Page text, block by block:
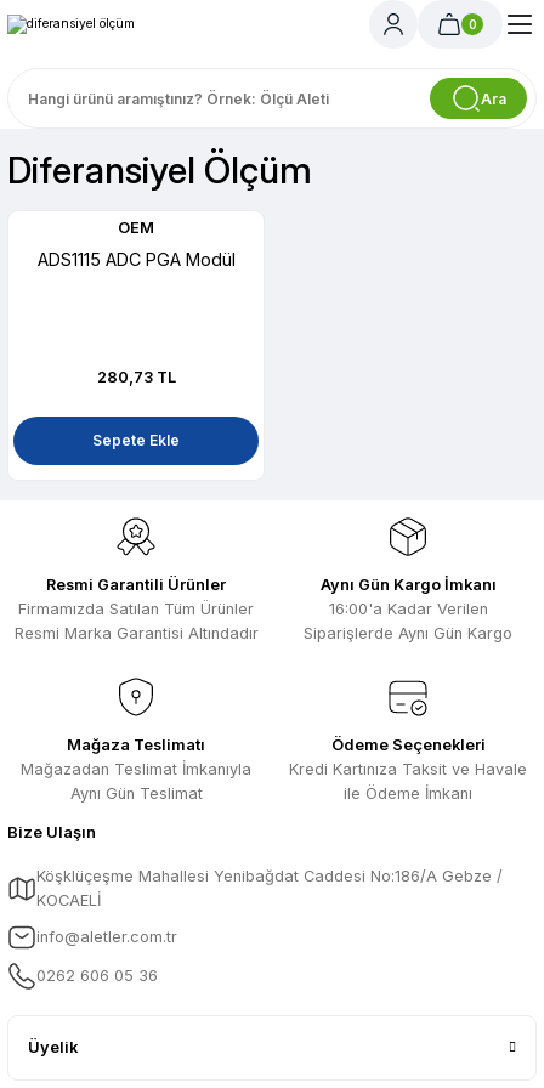
Ara
0
Diferansiyel Ölçüm
OEM
ADS1115 ADC PGA Modül
280,73 TL
Sepete Ekle
Resmi Garantili Ürünler
Firmamızda Satılan Tüm Ürünler
Resmi Marka Garantisi Altındadır
Aynı Gün Kargo İmkanı
16:00'a Kadar Verilen
Siparişlerde Aynı Gün Kargo
Mağaza Teslimatı
Mağazadan Teslimat İmkanıyla
Aynı Gün Teslimat
Ödeme Seçenekleri
Kredi Kartınıza Taksit ve Havale
ile Ödeme İmkanı
Bize Ulaşın
Köşklüçeşme Mahallesi Yenibağdat Caddesi No:186/A Gebze /
KOCAELİ
info@aletler.com.tr
0262 606 05 36
Üyelik